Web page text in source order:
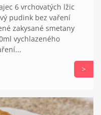
6 vrchovatých lžic
pudink bez vaření
zakysané smetany
vychlazeného
>